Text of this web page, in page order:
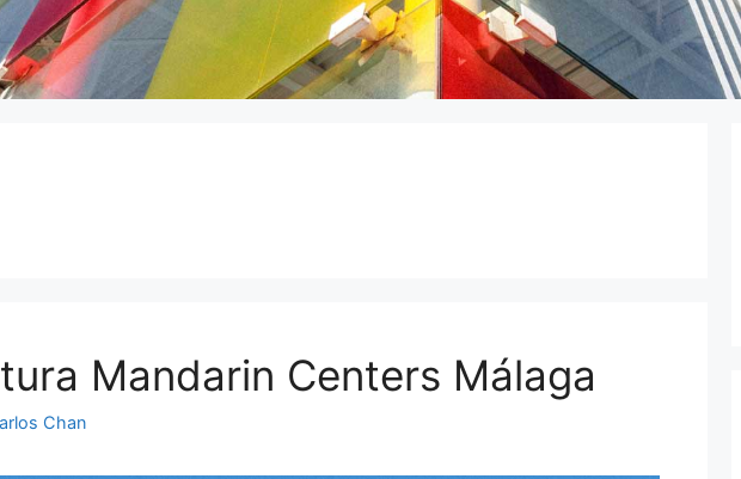
Mandarin Centers Málaga
Chan